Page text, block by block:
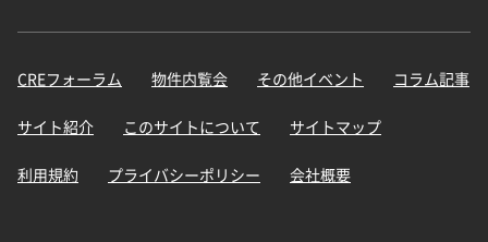
CREフォーラム 物件内覧会 その他イベント コラム記事
サイト紹介 このサイトについて サイトマップ
利用規約 プライバシーポリシー 会社概要